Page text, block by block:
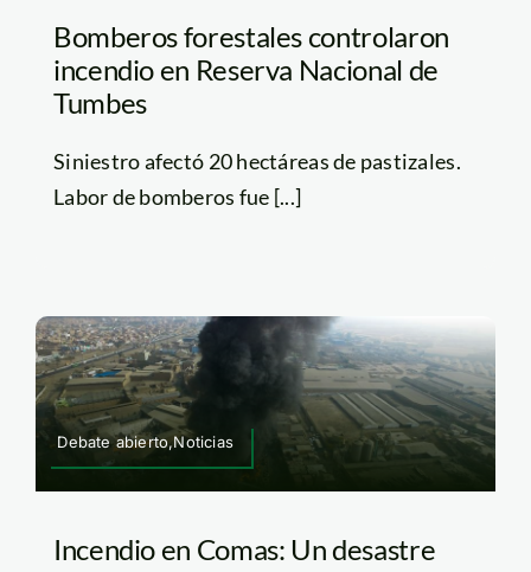
Bomberos forestales controlaron
incendio en Reserva Nacional de
Tumbes
Siniestro afectó 20 hectáreas de pastizales.
Labor de bomberos fue [...]
Debate abierto,Noticias
Incendio en Comas: Un desastre